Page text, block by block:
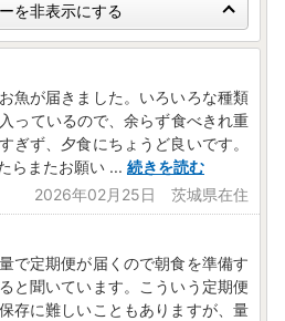
を非表示にする
魚が届きました。いろいろな種類
っているので、余らず食べきれ重
ぎず、夕食にちょうど良いです。
らまたお願い ... 続きを読む
2026年02月25日 茨城県在住
で定期便が届くので朝食を準備す
と聞いています。こういう定期便
存に難しいこともありますが、量